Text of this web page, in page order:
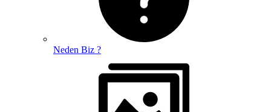
Neden Biz ?